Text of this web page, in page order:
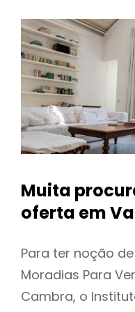
Muita
oferta em
Para ter noção
Moradias Para
Cambra, o